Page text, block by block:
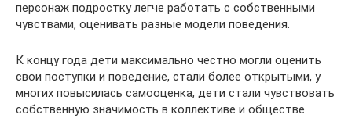
персонаж подростку легче работать с собственными
чувствами, оценивать разные модели поведения.
К концу года дети максимально честно могли оценить
свои поступки и поведение, стали более открытыми, у
многих повысилась самооценка, дети стали чувствовать
собственную значимость в коллективе и обществе.